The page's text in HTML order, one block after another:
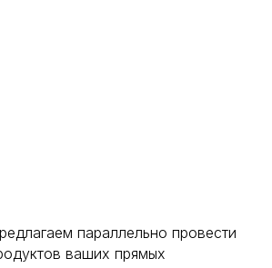
параллельно провести
ваших прямых